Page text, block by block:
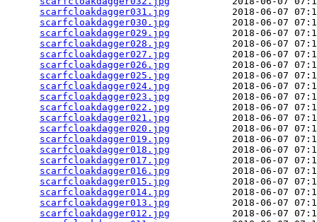
scarfcloakdagger031.jpg
2018-06-07
scarfcloakdagger030.jpg
2018-06-07
scarfcloakdagger029.jpg
2018-06-07
scarfcloakdagger028.jpg
2018-06-07
scarfcloakdagger027.jpg
2018-06-07
scarfcloakdagger026.jpg
2018-06-07
scarfcloakdagger025.jpg
2018-06-07
scarfcloakdagger024.jpg
2018-06-07
scarfcloakdagger023.jpg
2018-06-07
scarfcloakdagger022.jpg
2018-06-07
scarfcloakdagger021.jpg
2018-06-07
scarfcloakdagger020.jpg
2018-06-07
scarfcloakdagger019.jpg
2018-06-07
scarfcloakdagger018.jpg
2018-06-07
scarfcloakdagger017.jpg
2018-06-07
scarfcloakdagger016.jpg
2018-06-07
scarfcloakdagger015.jpg
2018-06-07
scarfcloakdagger014.jpg
2018-06-07
scarfcloakdagger013.jpg
2018-06-07
scarfcloakdagger012.jpg
2018-06-07